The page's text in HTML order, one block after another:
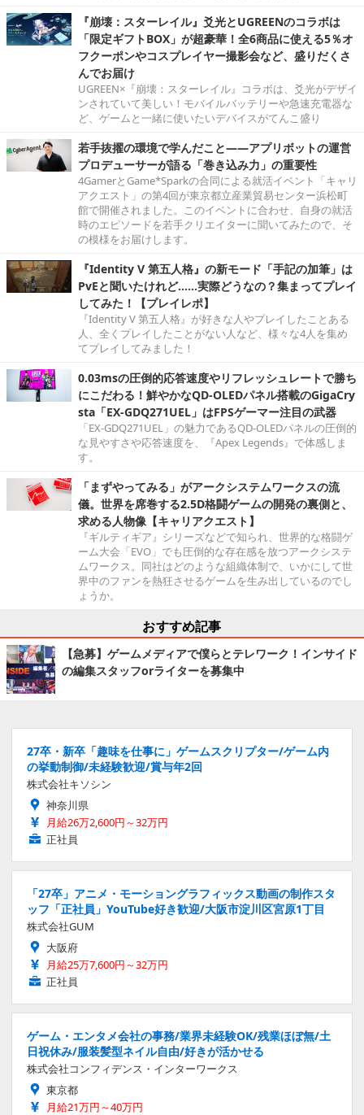
『崩壊：スターレイル』爻光とUGREENのコラボは
「限定ギフトBOX」が超豪華！全6商品に使える5％オ
フクーポンやコスプレイヤー撮影会など、盛りだくさ
んでお届け
UGREEN×『崩壊：スターレイル』コラボは、爻光がデザイ
ンされていて美しい！モバイルバッテリーや急速充電器な
ど、ゲームと一緒に使いたいデバイスがてんこ盛り
若手抜擢の環境で学んだこと――アプリボットの運営
プロデューサーが語る「巻き込み力」の重要性
4GamerとGame*Sparkの合同による就活イベント「キャリ
アクエスト」の第4回が東京都立産業貿易センター浜松町
館で開催されました。このイベントに合わせ、自身の就活
時のエピソードを若手クリエイターに聞いてみたので、そ
の模様をお届けします。
『Identity V 第五人格』の新モード「手記の加筆」は
PvEと聞いたけれど……実際どうなの？集まってプレイ
してみた！【プレイレポ】
『Identity V 第五人格』が好きな人やプレイしたことある
人、全くプレイしたことがない人など、様々な4人を集め
てプレイしてみました！
0.03msの圧倒的応答速度やリフレッシュレートで勝ち
にこだわる！鮮やかなQD-OLEDパネル搭載のGigaCry
sta「EX-GDQ271UEL」はFPSゲーマー注目の武器
「EX-GDQ271UEL」の魅力であるQD-OLEDパネルの圧倒的
な見やすさや応答速度を、『Apex Legends』で体感しま
す。
「まずやってみる」がアークシステムワークスの流
儀。世界を席巻する2.5D格闘ゲームの開発の裏側と、
求める人物像【キャリアクエスト】
『ギルティギア』シリーズなどで知られ、世界的な格闘ゲ
ーム大会「EVO」でも圧倒的な存在感を放つアークシステ
ムワークス。同社はどのような組織体制で、いかにして世
界中のファンを熱狂させるゲームを生み出しているのでし
ょうか。
おすすめ記事
【急募】ゲームメディアで僕らとテレワーク！インサイド
の編集スタッフorライターを募集中
27卒・新卒「趣味を仕事に」ゲームスクリプター/ゲーム内
の挙動制御/未経験歓迎/賞与年2回
株式会社キソシン
神奈川県
月給26万2,600円～32万円
正社員
「27卒」アニメ・モーショングラフィックス動画の制作スタ
ッフ「正社員」YouTube好き歓迎/大阪市淀川区宮原1丁目
株式会社GUM
大阪府
月給25万7,600円～32万円
正社員
ゲーム・エンタメ会社の事務/業界未経験OK/残業ほぼ無/土
日祝休み/服装髪型ネイル自由/好きが活かせる
株式会社コンフィデンス・インターワークス
東京都
月給21万円～40万円